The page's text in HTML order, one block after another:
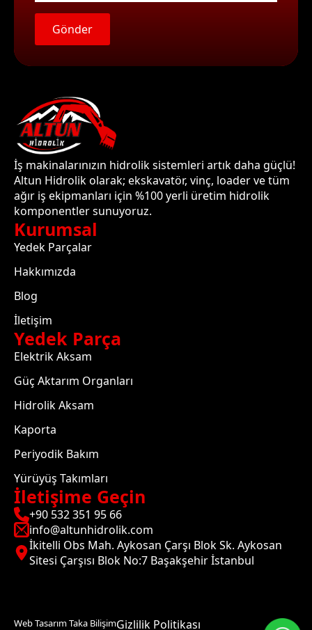
Gönder
İş makinalarınızın hidrolik sistemleri artık daha güçlü!
Altun Hidrolik olarak; ekskavatör, vinç, loader ve tüm
ağır iş ekipmanları için %100 yerli üretim hidrolik
komponentler sunuyoruz.
Kurumsal
Yedek Parçalar
Hakkımızda
Blog
İletişim
Yedek Parça
Elektrik Aksam
Güç Aktarım Organları
Hidrolik Aksam
Kaporta
Periyodik Bakım
Yürüyüş Takımları
İletişime Geçin
+90 532 351 95 66
info@altunhidrolik.com
İkitelli Obs Mah. Aykosan Çarşı Blok Sk. Aykosan
Sitesi Çarşısı Blok No:7 Başakşehir İstanbul
Web Tasarım Taka BilişimGizlilik Politikası